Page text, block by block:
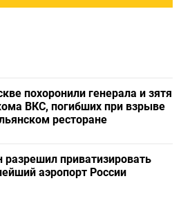
похоронили генерала и зятя
ВКС, погибших при взрыве
ресторане
разрешил приватизировать
аэропорт России